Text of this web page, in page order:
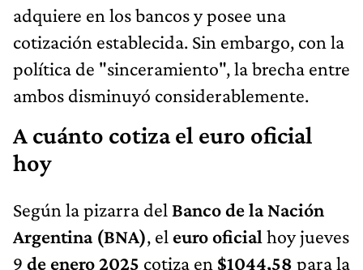
adquiere en los bancos y posee una
cotización establecida. Sin embargo, con la
política de "sinceramiento", la brecha entre
ambos disminuyó considerablemente.
A cuánto cotiza el euro oficial
hoy
Según la pizarra del Banco de la Nación
Argentina (BNA), el euro oficial hoy jueves
9 de enero 2025 cotiza en $1044,58 para la